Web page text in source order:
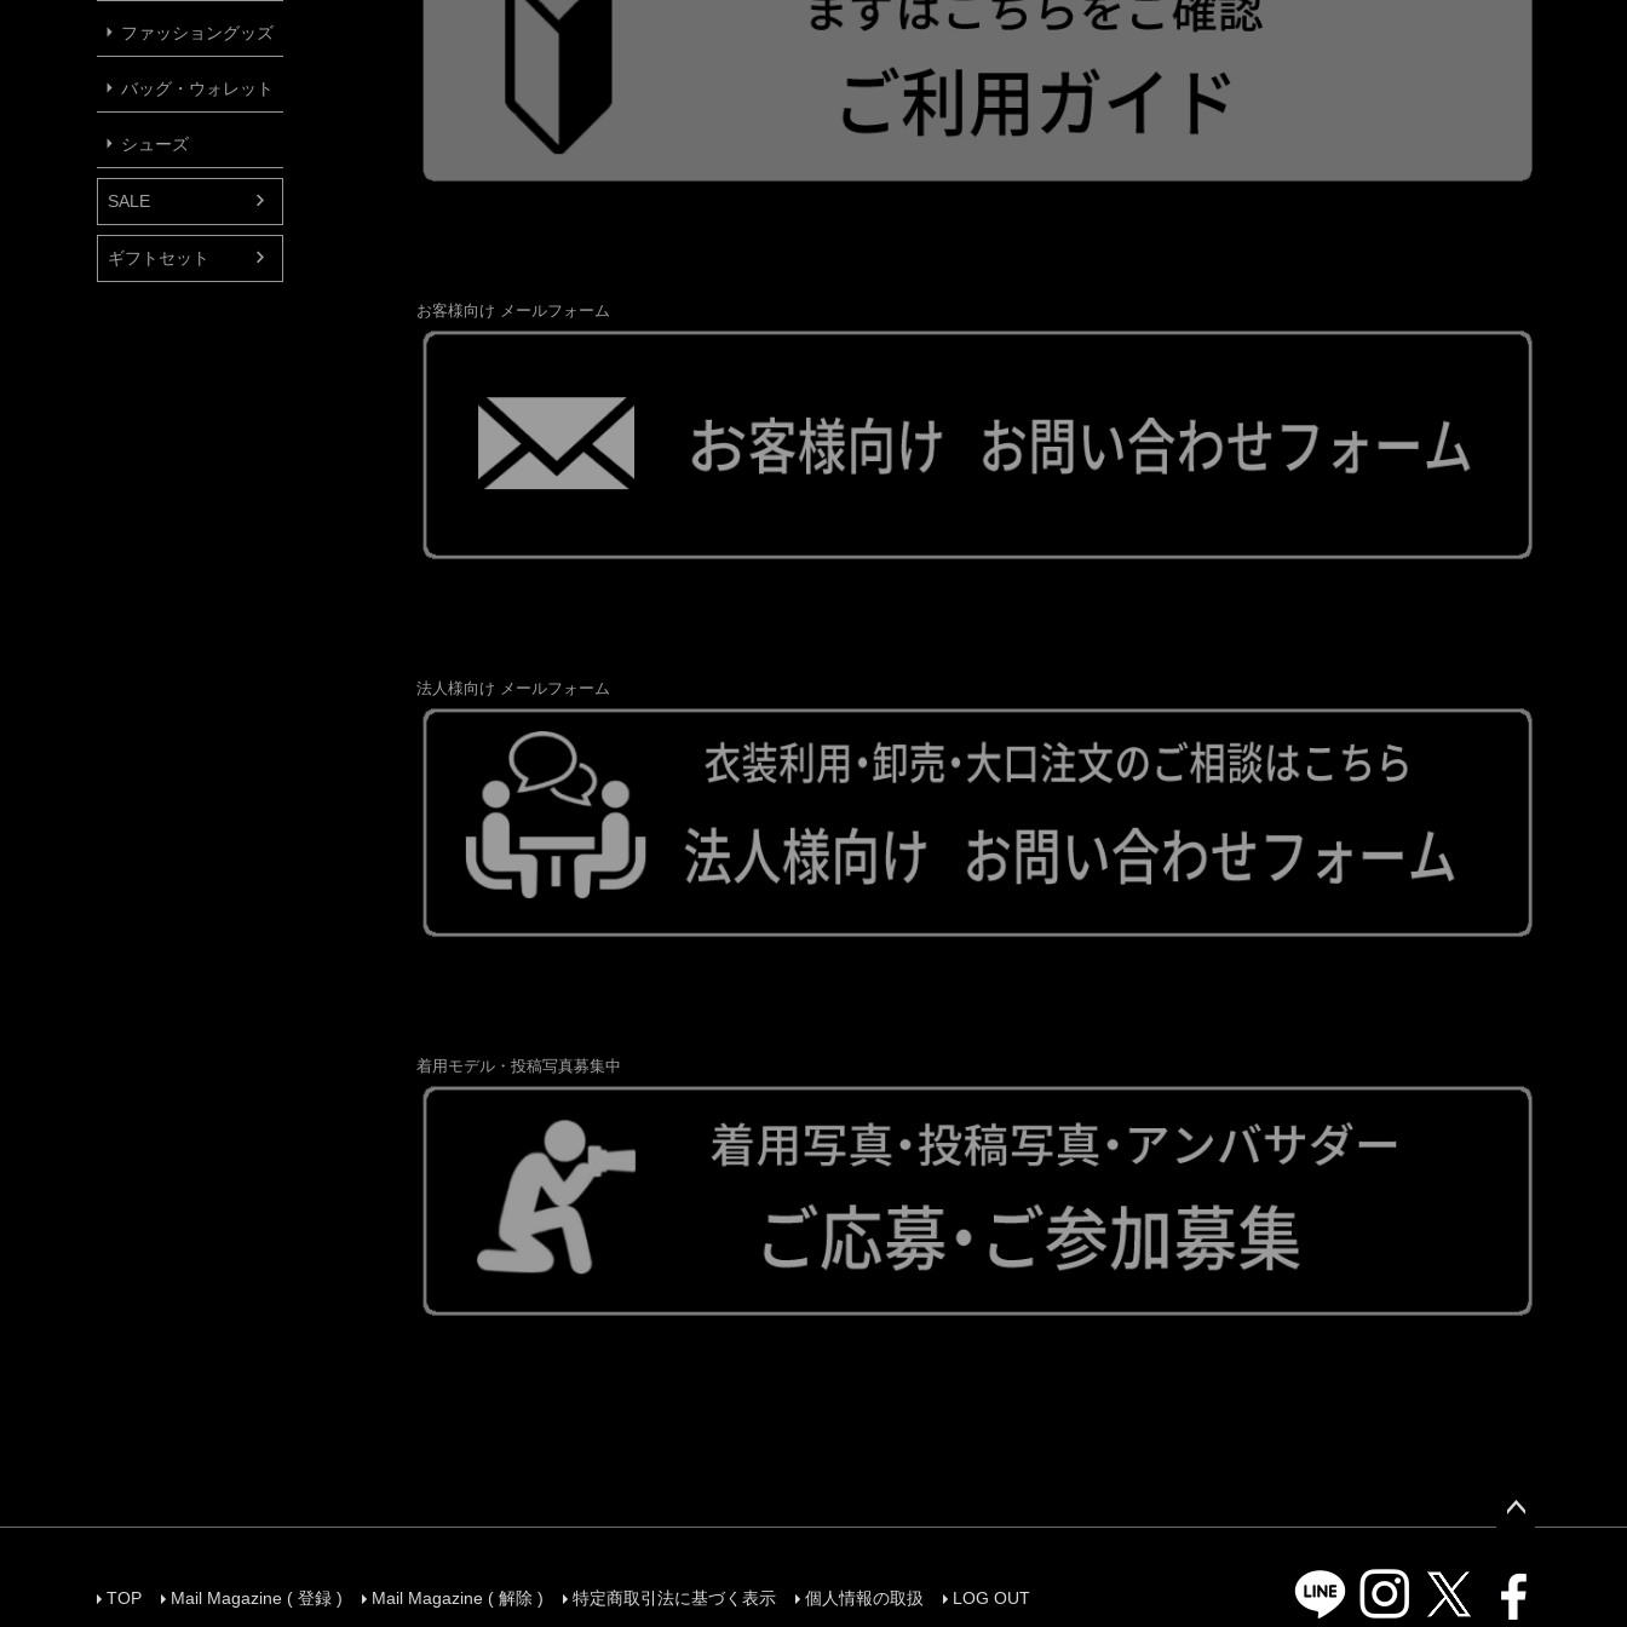
ファッショングッズ
バッグ・ウォレット
シューズ
SALE
ギフトセット
お客様向け メールフォーム
法人様向け メールフォーム
着用モデル・投稿写真募集中
ップ
へ
TOP Mail Magazine ( 登録 ) Mail Magazine ( 解除 ) 特定商取引法に基づく表示 個人情報の取扱 LOG OUT